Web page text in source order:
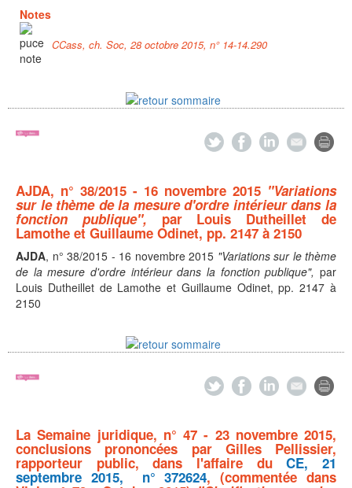
Notes
CCass, ch. Soc, 28 octobre 2015, n° 14-14.290
AJDA, n° 38/2015 - 16 novembre 2015 "Variations
sur le thème de la mesure d'ordre intérieur dans la
fonction publique", par Louis Dutheillet de
Lamothe et Guillaume Odinet, pp. 2147 à 2150
AJDA, n° 38/2015 - 16 novembre 2015 "Variations sur le thème
de la mesure d'ordre intérieur dans la fonction publique", par
Louis Dutheillet de Lamothe et Guillaume Odinet, pp. 2147 à
2150
La Semaine juridique, n° 47 - 23 novembre 2015,
conclusions prononcées par Gilles Pellissier,
rapporteur public, dans l'affaire duCE, 21
septembre 2015, n° 372624, (commentée dans